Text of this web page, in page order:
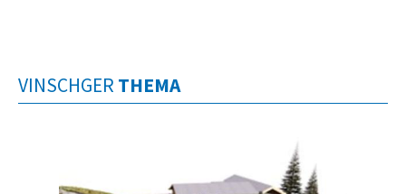
VINSCHGER THEMA